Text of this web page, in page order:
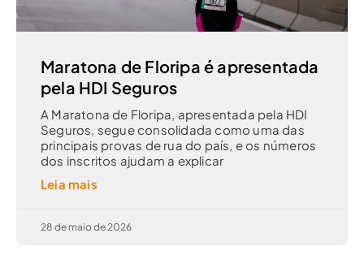
Maratona de Floripa é apresentada
pela HDI Seguros
A Maratona de Floripa, apresentada pela HDI
Seguros, segue consolidada como uma das
principais provas de rua do país, e os números
dos inscritos ajudam a explicar
Leia mais
28 de maio de 2026